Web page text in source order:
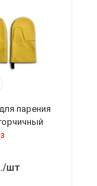
парения
/шт